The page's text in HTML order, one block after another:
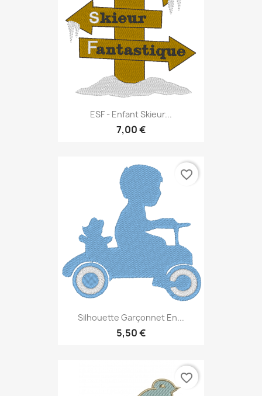
ESF - Enfant Skieur...
7,00 €
Silhouette Garçonnet En...
5,50 €
favorite_border
favorite_border